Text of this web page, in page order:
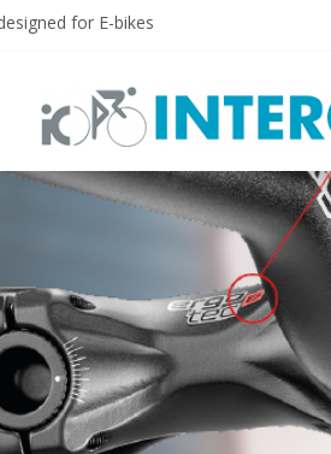
for E-bikes
PLUS MTB
E-PLUS